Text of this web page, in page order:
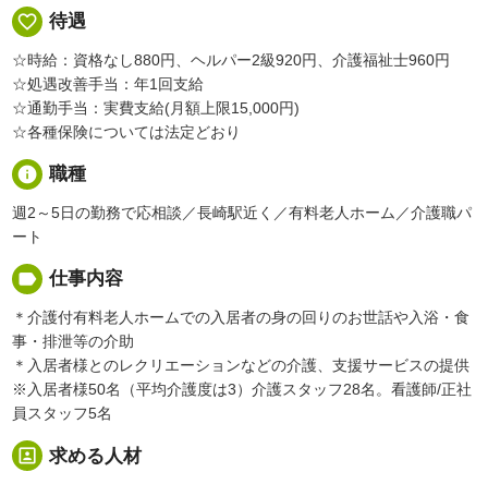
favorite_border 待遇
☆時給：資格なし880円、ヘルパー2級920円、介護福祉士960円
☆処遇改善手当：年1回支給
☆通勤手当：実費支給(月額上限15,000円)
☆各種保険については法定どおり
info 職種
週2～5日の勤務で応相談／長崎駅近く／有料老人ホーム／介護職パ
ート
label 仕事内容
＊介護付有料老人ホームでの入居者の身の回りのお世話や入浴・食
事・排泄等の介助
＊入居者様とのレクリエーションなどの介護、支援サービスの提供
※入居者様50名（平均介護度は3）介護スタッフ28名。看護師/正社
員スタッフ5名
portrait 求める人材